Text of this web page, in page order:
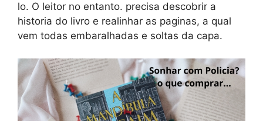
lo. O leitor no entanto. precisa descobrir a
historia do livro e realinhar as paginas, a qual
vem todas embaralhadas e soltas da capa.